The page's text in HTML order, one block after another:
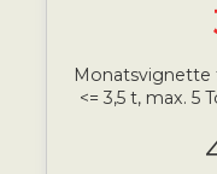
Monatsvignette
<= 3,5 t, max. 5